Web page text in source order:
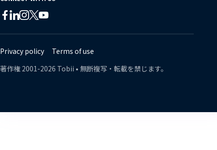
Tobii
Facebook
Tobii
Linkedin
Tobii
Instagram
Tobii
Twitter
Tobii
Youtube
Tobii
Lin
Privacy policy
Terms of use
著作権 2001-2026 Tobii • 無断複写・転載を禁じます。